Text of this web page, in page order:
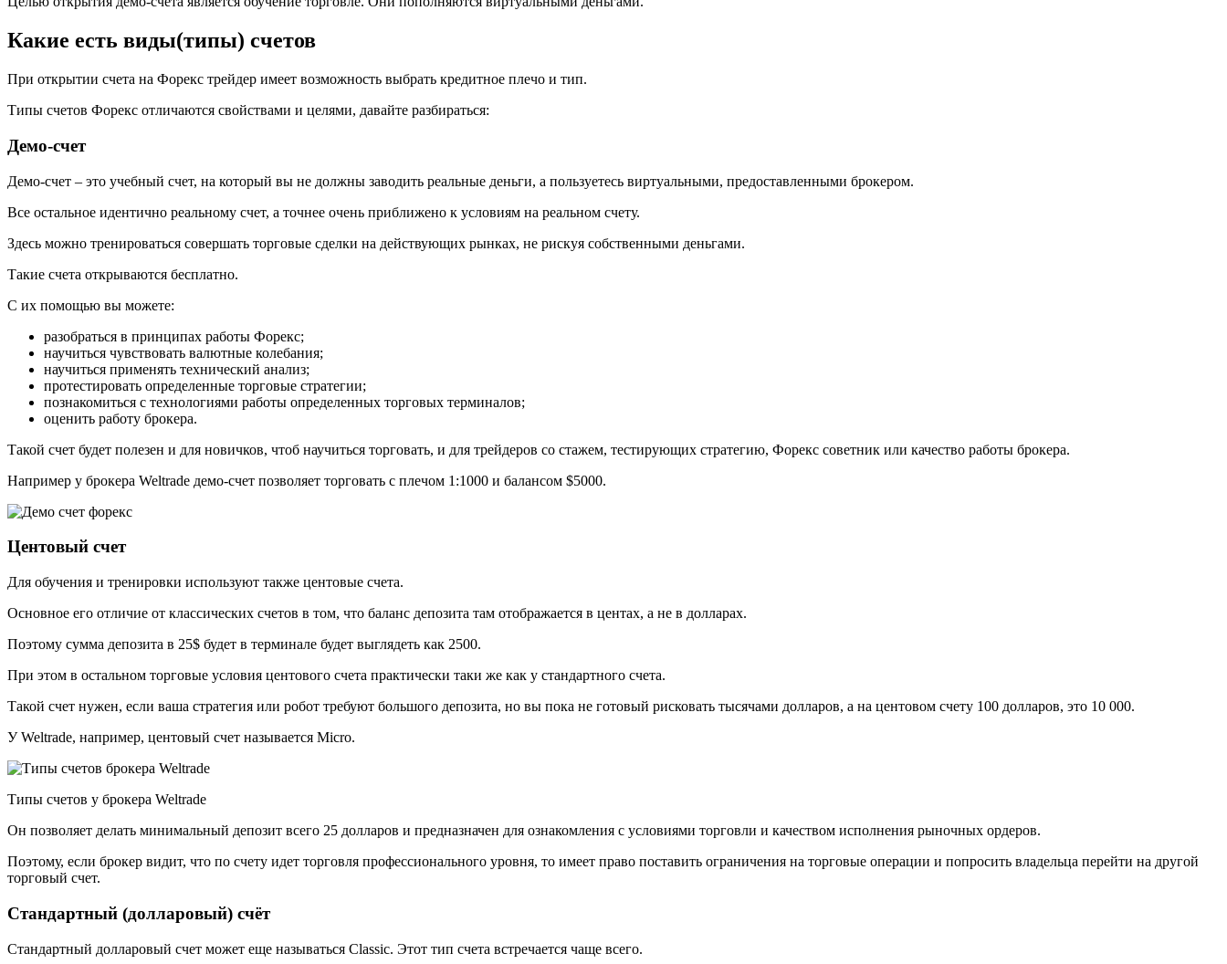
Какие есть виды(типы) счетов
При открытии счета на Форекс трейдер имеет возможность выбрать кредитное плечо и тип.
Типы счетов Форекс отличаются свойствами и целями, давайте разбираться:
Демо-счет
Демо-счет – это учебный счет, на который вы не должны заводить реальные деньги, а пользуетесь виртуальными, предоставленными брокером.
Все остальное идентично реальному счет, а точнее очень приближено к условиям на реальном счету.
Здесь можно тренироваться совершать торговые сделки на действующих рынках, не рискуя собственными деньгами.
Такие счета открываются бесплатно.
С их помощью вы можете:
разобраться в принципах работы Форекс;
научиться чувствовать валютные колебания;
научиться применять технический анализ;
протестировать определенные торговые стратегии;
познакомиться с технологиями работы определенных торговых терминалов;
оценить работу брокера.
Такой счет будет полезен и для новичков, чтоб научиться торговать, и для трейдеров со стажем, тестирующих стратегию, Форекс советник или качество работы брокера.
Например у брокера Weltrade демо-счет позволяет торговать с плечом 1:1000 и балансом $5000.
Центовый счет
Для обучения и тренировки используют также центовые счета.
Основное его отличие от классических счетов в том, что баланс депозита там отображается в центах, а не в долларах.
Поэтому сумма депозита в 25$ будет в терминале будет выглядеть как 2500.
При этом в остальном торговые условия центового счета практически таки же как у стандартного счета.
Такой счет нужен, если ваша стратегия или робот требуют большого депозита, но вы пока не готовый рисковать тысячами долларов, а на центовом счету 100 долларов, это 10 000.
У Weltrade, например, центовый счет называется Micro.
Типы счетов у брокера Weltrade
Он позволяет делать минимальный депозит всего 25 долларов и предназначен для ознакомления с условиями торговли и качеством исполнения рыночных ордеров.
Поэтому, если брокер видит, что по счету идет торговля профессионального уровня, то имеет право поставить ограничения на торговые операции и попросить владельца перейти на другой
торговый счет.
Стандартный (долларовый) счёт
Стандартный долларовый счет может еще называться Сlassiс. Этот тип счета встречается чаще всего.